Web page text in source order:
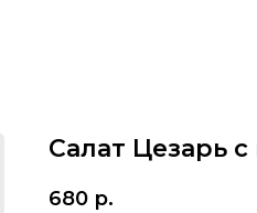
Салат Цезарь
680 р.